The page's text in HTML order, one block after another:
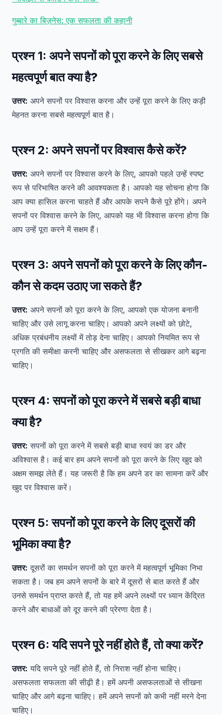
गुब्बारे का बिज़नेस: एक सफलता की कहानी
प्रश्न 1: अपने सपनों को पूरा करने के लिए सबसे
महत्वपूर्ण बात क्या है?
उत्तर: अपने सपनों पर विश्वास करना और उन्हें पूरा करने के लिए कड़ी
मेहनत करना सबसे महत्वपूर्ण बात है।
प्रश्न 2: अपने सपनों पर विश्वास कैसे करें?
उत्तर: अपने सपनों पर विश्वास करने के लिए, आपको पहले उन्हें स्पष्ट
रूप से परिभाषित करने की आवश्यकता है। आपको यह सोचना होगा कि
आप क्या हासिल करना चाहते हैं और आपके सपने कैसे पूरे होंगे। अपने
सपनों पर विश्वास करने के लिए, आपको यह भी विश्वास करना होगा कि
आप उन्हें पूरा करने में सक्षम हैं।
प्रश्न 3: अपने सपनों को पूरा करने के लिए कौन-
कौन से कदम उठाए जा सकते हैं?
उत्तर: अपने सपनों को पूरा करने के लिए, आपको एक योजना बनानी
चाहिए और उसे लागू करना चाहिए। आपको अपने लक्ष्यों को छोटे,
अधिक प्रबंधनीय लक्ष्यों में तोड़ देना चाहिए। आपको नियमित रूप से
प्रगति की समीक्षा करनी चाहिए और असफलता से सीखकर आगे बढ़ना
चाहिए।
प्रश्न 4: सपनों को पूरा करने में सबसे बड़ी बाधा
क्या है?
उत्तर: सपनों को पूरा करने में सबसे बड़ी बाधा स्वयं का डर और
अविश्वास है। कई बार हम अपने सपनों को पूरा करने के लिए खुद को
अक्षम समझ लेते हैं। यह जरूरी है कि हम अपने डर का सामना करें और
खुद पर विश्वास करें।
प्रश्न 5: सपनों को पूरा करने के लिए दूसरों की
भूमिका क्या है?
उत्तर: दूसरों का समर्थन सपनों को पूरा करने में महत्वपूर्ण भूमिका निभा
सकता है। जब हम अपने सपनों के बारे में दूसरों से बात करते हैं और
उनसे समर्थन प्राप्त करते हैं, तो यह हमें अपने लक्ष्यों पर ध्यान केंद्रित
करने और बाधाओं को दूर करने की प्रेरणा देता है।
प्रश्न 6: यदि सपने पूरे नहीं होते हैं, तो क्या करें?
उत्तर: यदि सपने पूरे नहीं होते हैं, तो निराश नहीं होना चाहिए।
असफलता सफलता की सीढ़ी है। हमें अपनी असफलताओं से सीखना
चाहिए और आगे बढ़ना चाहिए। हमें अपने सपनों को कभी नहीं मरने देना
चाहिए।